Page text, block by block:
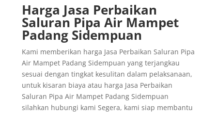
Harga Jasa Perbaikan
Saluran Pipa Air Mampet
Padang Sidempuan
Kami memberikan harga Jasa Perbaikan Saluran Pipa
Air Mampet Padang Sidempuan yang terjangkau
sesuai dengan tingkat kesulitan dalam pelaksanaan,
untuk kisaran biaya atau harga Jasa Perbaikan
Saluran Pipa Air Mampet Padang Sidempuan
silahkan hubungi kami Segera, kami siap membantu